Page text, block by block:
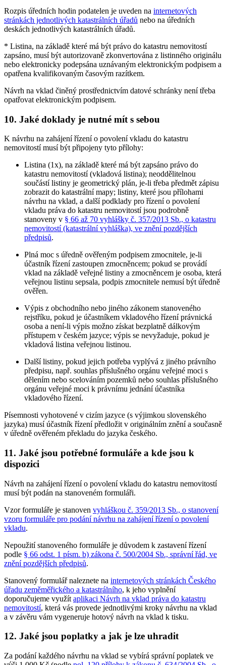
Rozpis úředních hodin podatelen je uveden na internetových
stránkách jednotlivých katastrálních úřadů nebo na úředních
deskách jednotlivých katastrálních úřadů.
* Listina, na základě které má být právo do katastru nemovitostí
zapsáno, musí být autorizovaně zkonvertována z listinného originálu
nebo elektronicky podepsána uznávaným elektronickým podpisem a
opatřena kvalifikovaným časovým razítkem.
Návrh na vklad činěný prostřednictvím datové schránky není třeba
opatřovat elektronickým podpisem.
10. Jaké doklady je nutné mít s sebou
K návrhu na zahájení řízení o povolení vkladu do katastru
nemovitostí musí být připojeny tyto přílohy:
Listina (1x), na základě které má být zapsáno právo do
katastru nemovitostí (vkladová listina); neoddělitelnou
součástí listiny je geometrický plán, je-li třeba předmět zápisu
zobrazit do katastrální mapy; listiny, které jsou přílohami
návrhu na vklad, a další podklady pro řízení o povolení
vkladu práva do katastru nemovitostí jsou podrobně
stanoveny v § 66 až 70 vyhlášky č. 357/2013 Sb., o katastru
nemovitostí (katastrální vyhláška), ve znění pozdějších
předpisů.
Plná moc s úředně ověřeným podpisem zmocnitele, je-li
účastník řízení zastoupen zmocněncem; pokud se provádí
vklad na základě veřejné listiny a zmocněncem je osoba, která
veřejnou listinu sepsala, podpis zmocnitele nemusí být úředně
ověřen.
Výpis z obchodního nebo jiného zákonem stanoveného
rejstříku, pokud je účastníkem vkladového řízení právnická
osoba a není-li výpis možno získat bezplatně dálkovým
přístupem v českém jazyce; výpis se nevyžaduje, pokud je
vkladová listina veřejnou listinou.
Další listiny, pokud jejich potřeba vyplývá z jiného právního
předpisu, např. souhlas příslušného orgánu veřejné moci s
dělením nebo scelováním pozemků nebo souhlas příslušného
orgánu veřejné moci k právnímu jednání účastníka
vkladového řízení.
Písemnosti vyhotovené v cizím jazyce (s výjimkou slovenského
jazyka) musí účastník řízení předložit v originálním znění a současně
v úředně ověřeném překladu do jazyka českého.
11. Jaké jsou potřebné formuláře a kde jsou k
dispozici
Návrh na zahájení řízení o povolení vkladu do katastru nemovitostí
musí být podán na stanoveném formuláři.
Vzor formuláře je stanoven vyhláškou č. 359/2013 Sb., o stanovení
vzoru formuláře pro podání návrhu na zahájení řízení o povolení
vkladu.
Nepoužití stanoveného formuláře je důvodem k zastavení řízení
podle § 66 odst. 1 písm. b) zákona č. 500/2004 Sb., správní řád, ve
znění pozdějších předpisů.
Stanovený formulář naleznete na internetových stránkách Českého
úřadu zeměměřického a katastrálního, k jeho vyplnění
doporučujeme využít aplikaci Návrh na vklad práva do katastru
nemovitostí, která vás provede jednotlivými kroky návrhu na vklad
a v závěru vám vygeneruje hotový návrh na vklad k tisku.
12. Jaké jsou poplatky a jak je lze uhradit
Za podání každého návrhu na vklad se vybírá správní poplatek ve